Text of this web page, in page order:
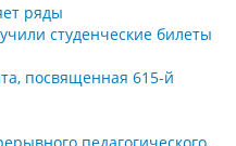
ряды
студенческие билеты
посвященная 615-й
педагогического